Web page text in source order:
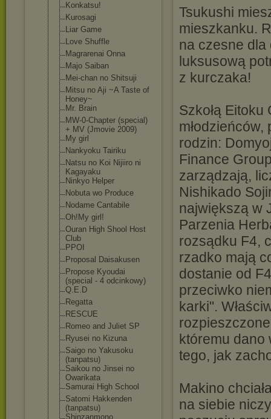
Konkatsu!
Kurosagi
Liar Game
Love Shuffle
Magrarenai Onna
Majo Saiban
Mei-chan no Shitsuji
Mitsu no Aji ~A Taste of
Honey~
Mr. Brain
MW-0-Chapter (special)
+ MV (Jmovie 2009)
My girl
Nankyoku Tairiku
Natsu no Koi Nijiiro ni
Kagayaku
Ninkyo Helper
Nobuta wo Produce
Nodame Cantabile
Oh!My girl!
Ouran High Shool Host
Club
PPOI
Proposal Daisakusen
Propose Kyoudai
(special - 4 odcinkowy)
Q.E.D
Regatta
RESCUE
Romeo and Juliet SP
Ryusei no Kizuna
Saigo no Yakusoku
(tanpatsu)
Saikou no Jinsei no
Owarikata
Samurai High School
Satomi Hakkenden
(tanpatsu)
Shinzanmono
Tsukushi
mieszkanku.
na czesne
luksusową
z kurczaka!
Szkołą
rodzin:
Finance
zarządzają,
Nishikado
największą w
Parzenia
rozsądku F4,
rzadko mają
dostanie od
przeciwko
karki".
któremu dano
tego, jak
Makino
na siebie